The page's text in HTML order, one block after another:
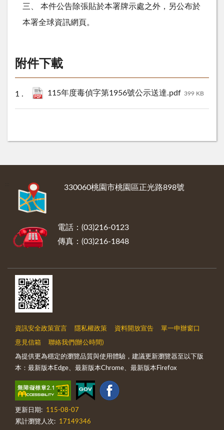
三、 本件公告除張貼於本署牌示處之外，另公布於
本署全球資訊網頁。
附件下載
115年度毒偵字第1956號公示送達.pdf 399 KB
330060桃園市桃園區正光路898號
電話：(03)216-0123
傳真：(03)216-1848
資訊安全政策宣言 隱私權政策 資料開放宣告 單一申辦窗口
意見信箱 聯絡我們(辦公時間)
為提供更為穩定的瀏覽品質與使用體驗，建議更新瀏覽器至以下版
本：最新版本Edge、最新版本Chrome、最新版本Firefox
更新日期:
115-08-07
累計瀏覽人次:
17149346